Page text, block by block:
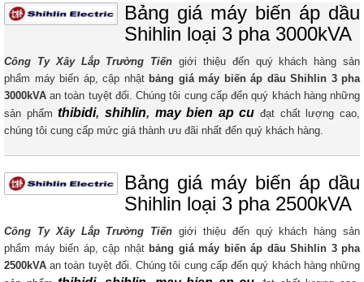
Bảng giá máy biến áp dầu
Shihlin loại 3 pha 3000kVA
Công Ty Xây Lắp Trường Tiến giới thiệu đến quý khách hàng sản
phẩm máy biến áp, cập nhật bảng giá máy biến áp dầu Shihlin 3 pha
3000kVA ​ an toàn tuyệt đối. Chúng tôi cung cấp đến quý khách hàng những
sản phẩmthibidi, shihlin, may bien ap cuđạt chất lượng cao,
chúng tôi cung cấp mức giá thành ưu đãi nhất đến quý khách hàng.
Bảng giá máy biến áp dầu
Shihlin loại 3 pha 2500kVA
Công Ty Xây Lắp Trường Tiến giới thiệu đến quý khách hàng sản
phẩm máy biến áp, cập nhật bảng giá máy biến áp dầu Shihlin 3 pha
2500kVA ​ an toàn tuyệt đối. Chúng tôi cung cấp đến quý khách hàng những